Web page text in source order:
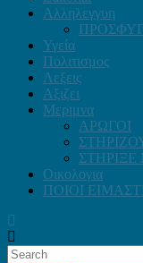
Αλληλεγγυη
Υγεία
Πολιτισμος
Λεξεις
Αξιζει
Μεριμνα
ΑΡΩΓΟΙ
Οικολογια
ΠΟΙΟΙ